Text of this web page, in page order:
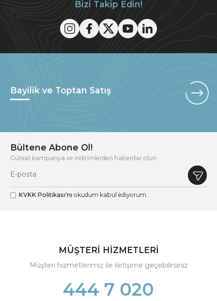
Bizi Takip Edin!
Bayilik ve Toptan Satış
Bültene Abone Ol!
Güncel kampanya ve indirimlerden haberdar olun.
KVKK Politikası'nı okudum kabul ediyorum.
MÜŞTERİ HİZMETLERİ
Müşteri hizmetlerimiz ile iletişime geçebilirsiniz
444 7 020